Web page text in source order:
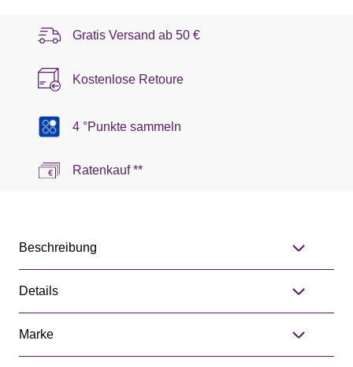
Gratis Versand ab 50 €
Kostenlose Retoure
4 °Punkte sammeln
Ratenkauf **
Beschreibung
Details
Marke